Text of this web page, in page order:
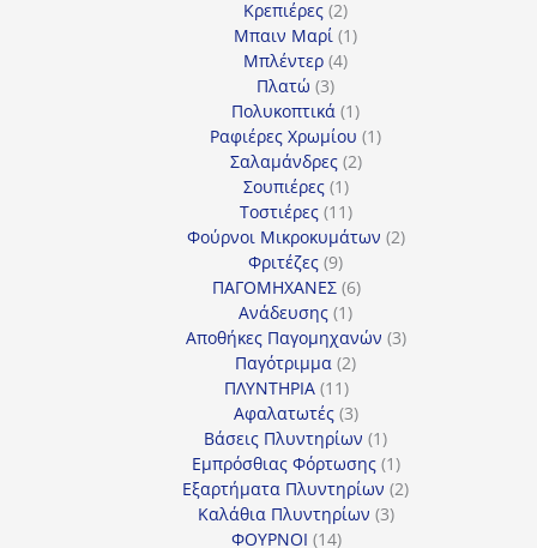
προϊόν
Κρεπιέρες 22
προϊόντα
Μπαιν Μαρί 11
Μπλέντερ 44
Πλατώ 33
προϊόντα
Πολυκοπτικά 11
προϊόν
Ραφιέρες Χρωμίου 11
Σαλαμάνδρες 22
Σουπιέρες 11
προϊόν
Τοστιέρες 1111
προϊόντα
Φούρνοι Μικροκυμάτων 22
Φριτέζες 99
προϊόντα
ΠΑΓΟΜΗΧΑΝΕΣ 66
Ανάδευσης 11
προϊόν
Αποθήκες Παγομηχανών 33
Παγότριμμα 22
ΠΛΥΝΤΗΡΙΑ 1111
προϊόντα
Αφαλατωτές 33
προϊόντα
Βάσεις Πλυντηρίων 11
προϊόν
Εμπρόσθιας Φόρτωσης 11
προϊόν
Εξαρτήματα Πλυντηρίων 22
Καλάθια Πλυντηρίων 33
ΦΟΥΡΝΟΙ 1414